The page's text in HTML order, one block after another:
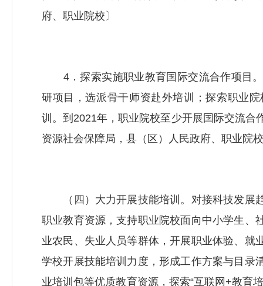
府、职业院校〕
4．探索实施职业教育国际交流合作项目。
研项目，选派骨干师资赴外培训；探索职业
训。到2021年，职业院校至少开展国际交流
资源社会保障局 ，县（区）人民政府、职业院
（四）大力开展技能培训。对接科技发展
职业教育资源，支持职业院校面向中小学生、
业农民、失业人员等群体，开展职业体验、就
学校开展技能培训力度，形成工作方案与目录
业培训包等优质教育资源，探索“互联网+教育